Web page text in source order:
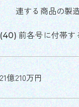
連する商品の製
前各号に付帯す
21億210万円